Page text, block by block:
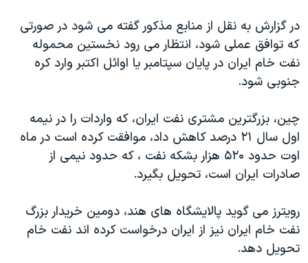
در گزارش به نقل از منابع مذکور گفته می شود در صورتی
که توافق عملی شود، انتظار می رود نخستین محموله
نفت خام ایران در پایان سپتامبر یا اوائل اکتبر وارد کره
جنوبی شود.
چین، بزرگترین مشتری نفت ایران، که واردات را در نیمه
اول سال ۲۱ درصد کاهش داد، موافقت کرده است در ماه
اوت حدود ۵۲۰ هزار بشکه نفت ، که حدود نیمی از
صادرات ایران است، تحویل بگیرد.
رویترز می گوید پالایشگاه های هند، دومین خریدار بزرگ
نفت خام ایران نیز از ایران درخواست کرده اند نفت خام
تحویل دهد.